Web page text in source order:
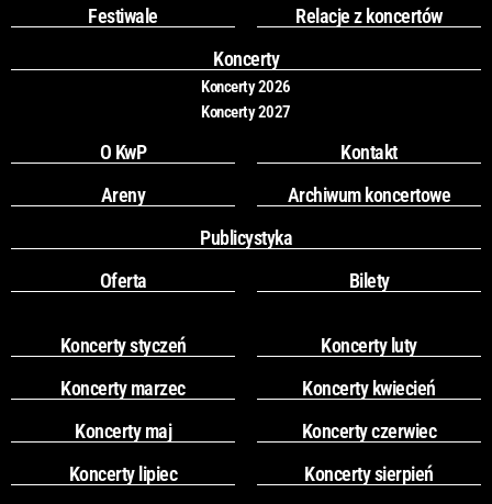
o
k
r
a
m
Festiwale
Relacje z koncertów
Koncerty
Koncerty 2026
Koncerty 2027
O KwP
Kontakt
Areny
Archiwum koncertowe
Publicystyka
Oferta
Bilety
Koncerty styczeń
Koncerty luty
Koncerty marzec
Koncerty kwiecień
Koncerty maj
Koncerty czerwiec
Koncerty lipiec
Koncerty sierpień